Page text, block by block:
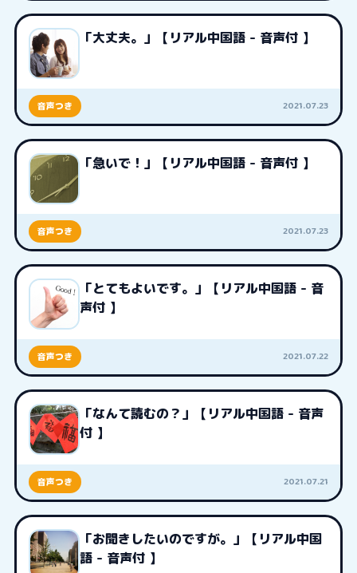
「大丈夫。」【リアル中国語 - 音声付 】
音声つき 2021.07.23
「急いで！」【リアル中国語 - 音声付 】
音声つき 2021.07.23
「とてもよいです。」【リアル中国語 - 音
声付 】
音声つき 2021.07.22
「なんて読むの？」【リアル中国語 - 音声
付 】
音声つき 2021.07.21
「お聞きしたいのですが。」【リアル中国
語 - 音声付 】